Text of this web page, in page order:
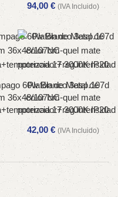
94,00€ (IVA Incluido)
60w Blanco 3asp.107d
36x48/107cm
Plafón de Metal de
color NC-quel mate
potencia 17 3000K IP20
42,00€ (IVA Incluido)